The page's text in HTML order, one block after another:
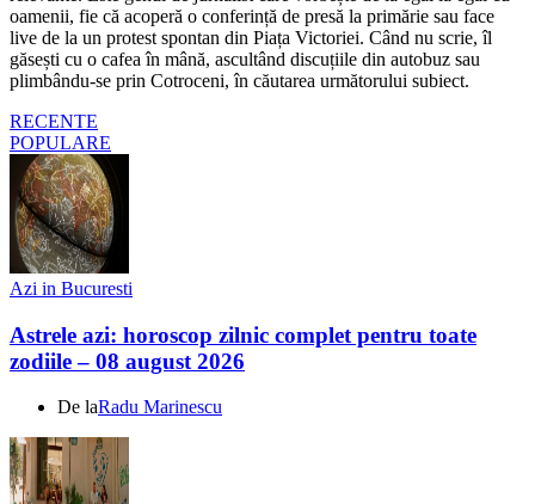
oamenii, fie că acoperă o conferință de presă la primărie sau face
live de la un protest spontan din Piața Victoriei. Când nu scrie, îl
găsești cu o cafea în mână, ascultând discuțiile din autobuz sau
plimbându-se prin Cotroceni, în căutarea următorului subiect.
RECENTE
POPULARE
Azi in Bucuresti
Astrele azi: horoscop zilnic complet pentru toate
zodiile – 08 august 2026
De laRadu Marinescu